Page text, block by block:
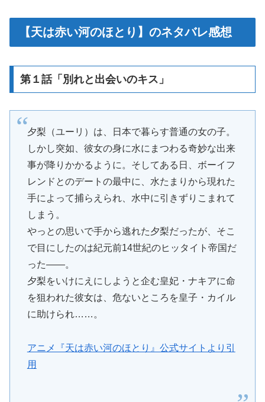
【天は赤い河のほとり】のネタバレ感想
第１話「別れと出会いのキス」
夕梨（ユーリ）は、日本で暮らす普通の女の子。
しかし突如、彼女の身に水にまつわる奇妙な出来
事が降りかかるように。そしてある日、ボーイフ
レンドとのデートの最中に、水たまりから現れた
手によって捕らえられ、水中に引きずりこまれて
しまう。
やっとの思いで手から逃れた夕梨だったが、そこ
で目にしたのは紀元前14世紀のヒッタイト帝国だ
った——。
夕梨をいけにえにしようと企む皇妃・ナキアに命
を狙われた彼女は、危ないところを皇子・カイル
に助けられ……。
アニメ『天は赤い河のほとり』公式サイトより引
用